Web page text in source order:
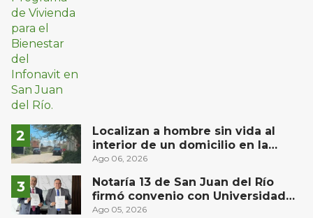
Localizan a hombre sin vida al
interior de un domicilio en la
comunidad El Rodeo, San Juan del
Ago 06, 2026
Notaría 13 de San Juan del Río
firmó convenio con Universidad
Privada del Bajío para recibir
Ago 05, 2026